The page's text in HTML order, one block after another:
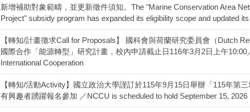
新增補助對象範疇，並更新徵件須知。The "Marine Conservation Area
Project" subsidy program has expanded its eligibility scope and updated
【轉知/計畫徵求Call for Proposals】 國科會與荷蘭研究委員會（Dutch
國際合作「能源轉型」研究計畫，校內申請截止日116年3月2日上午
International Cooperation
【轉知/活動Activity】國立政治大學謹訂於115年9月15日舉辦「115年第
有興趣者踴躍報名參加 ／NCCU is scheduled to hold September 15, 2026